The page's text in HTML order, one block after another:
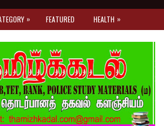
» FEATURED HEALTH »